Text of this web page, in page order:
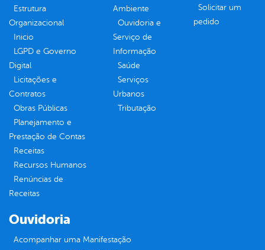
Estrutura
Organizacional
Inicio
LGPD e Governo
Digital
Licitações e
Contratos
Obras Públicas
Planejamento e
Prestação de Contas
Receitas
Recursos Humanos
Renúncias de
Receitas
Ambiente
Ouvidoria e
Serviço de
Informação
Saúde
Serviços
Urbanos
Tributação
Solicitar um
pedido
Ouvidoria
Acompanhar uma Manifestação